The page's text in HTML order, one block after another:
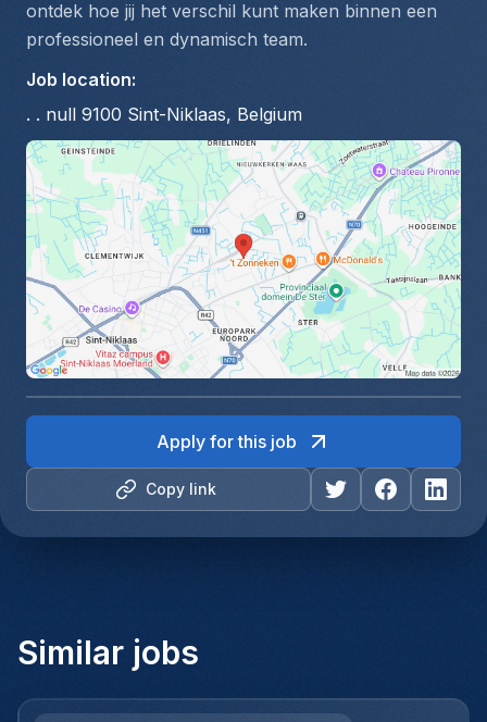
ontdek hoe jij het verschil kunt maken binnen een
professioneel en dynamisch team.
Job location:
. . null 9100 Sint-Niklaas, Belgium
Copy link
Apply for this job
Similar jobs